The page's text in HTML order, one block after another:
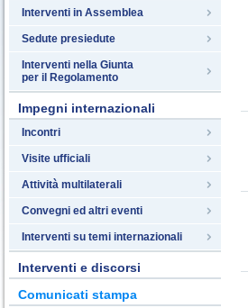
Interventi in Assemblea
Sedute presiedute
Interventi nella Giunta
per il Regolamento
Impegni internazionali
Incontri
Visite ufficiali
Attività multilaterali
Convegni ed altri eventi
Interventi su temi internazionali
Interventi e discorsi
Comunicati stampa